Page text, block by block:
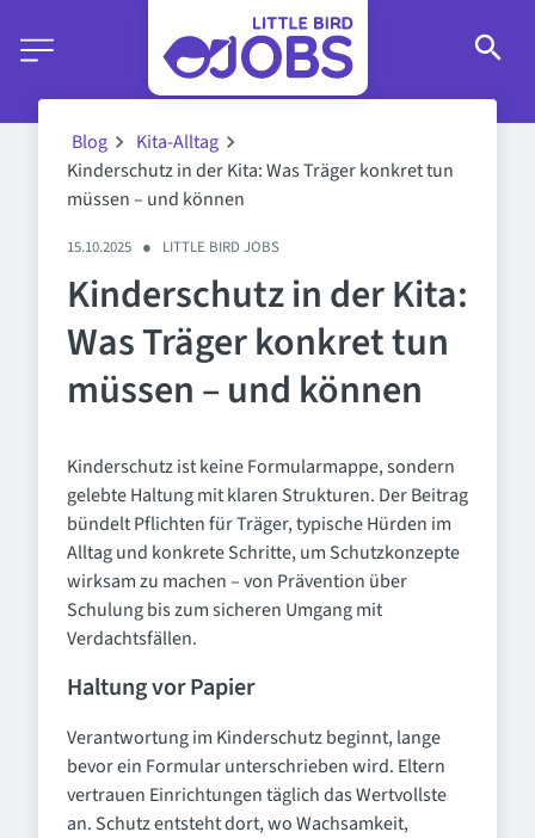
Blog
Kita-Alltag
Kinderschutz in der Kita: Was Träger konkret tun
müssen – und können
15.10.2025 ● LITTLE BIRD JOBS
Kinderschutz in der Kita:
Was Träger konkret tun
müssen – und können
Kinderschutz ist keine Formularmappe, sondern
gelebte Haltung mit klaren Strukturen. Der Beitrag
bündelt Pflichten für Träger, typische Hürden im
Alltag und konkrete Schritte, um Schutzkonzepte
wirksam zu machen – von Prävention über
Schulung bis zum sicheren Umgang mit
Verdachtsfällen.
Haltung vor Papier
Verantwortung im Kinderschutz beginnt, lange
bevor ein Formular unterschrieben wird. Eltern
vertrauen Einrichtungen täglich das Wertvollste
an. Schutz entsteht dort, wo Wachsamkeit,